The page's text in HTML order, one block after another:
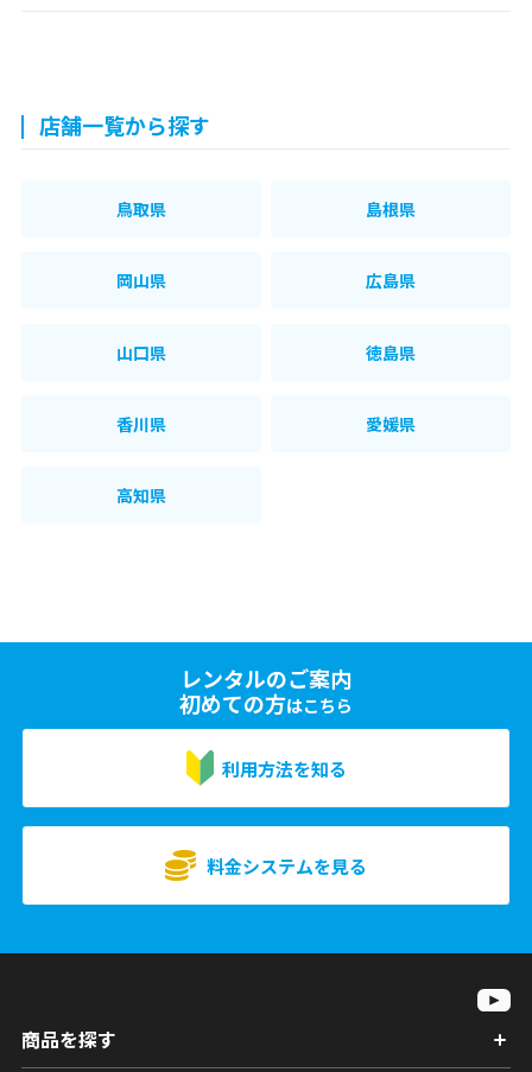
店舗一覧から探す
鳥取県 島根県
岡山県 広島県
山口県 徳島県
香川県 愛媛県
高知県
レンタルのご案内
初めての方はこちら
利用方法を知る
料金システムを見る
商品を探す